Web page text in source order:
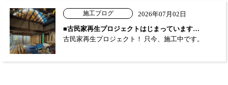
施工ブログ
2026年07月02日
■古民家再生プロジェクトはじまっています…
古民家再生プロジェクト！ 只今、施工中です。